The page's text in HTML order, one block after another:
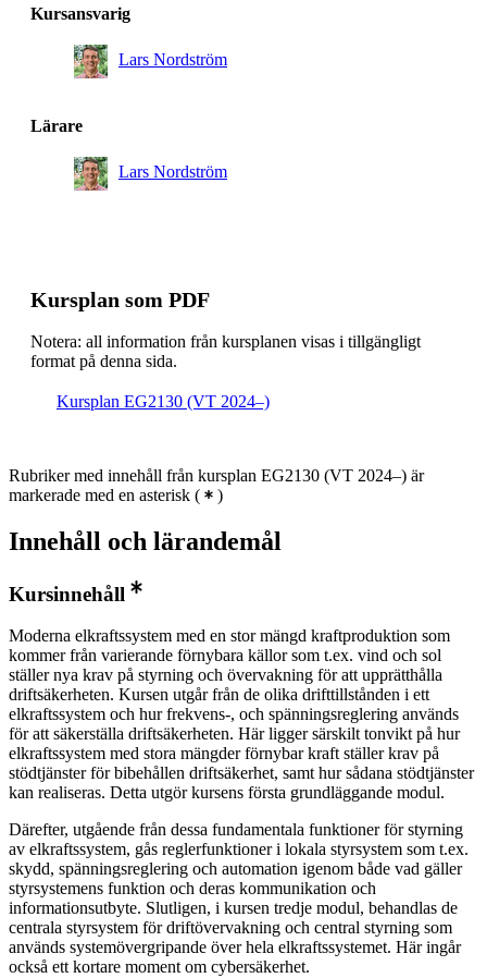
Kursansvarig
Lars Nordström
Lärare
Lars Nordström
Kursplan som PDF
Notera: all information från kursplanen visas i tillgängligt
format på denna sida.
Kursplan EG2130 (VT 2024–)
Rubriker med innehåll från kursplan EG2130 (VT 2024–) är
markerade med en asterisk ( )
Innehåll och lärandemål
Kursinnehåll
Moderna elkraftssystem med en stor mängd kraftproduktion som
kommer från varierande förnybara källor som t.ex. vind och sol
ställer nya krav på styrning och övervakning för att upprätthålla
driftsäkerheten. Kursen utgår från de olika drifttillstånden i ett
elkraftssystem och hur frekvens-, och spänningsreglering används
för att säkerställa driftsäkerheten. Här ligger särskilt tonvikt på hur
elkraftssystem med stora mängder förnybar kraft ställer krav på
stödtjänster för bibehållen driftsäkerhet, samt hur sådana stödtjänster
kan realiseras. Detta utgör kursens första grundläggande modul.
Därefter, utgående från dessa fundamentala funktioner för styrning
av elkraftssystem, gås reglerfunktioner i lokala styrsystem som t.ex.
skydd, spänningsreglering och automation igenom både vad gäller
styrsystemens funktion och deras kommunikation och
informationsutbyte. Slutligen, i kursen tredje modul, behandlas de
centrala styrsystem för driftövervakning och central styrning som
används systemövergripande över hela elkraftssystemet. Här ingår
också ett kortare moment om cybersäkerhet.